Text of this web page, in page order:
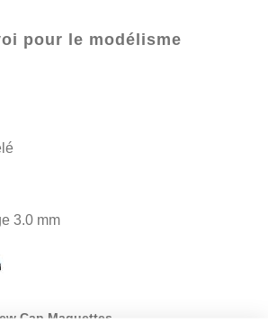
pour le modélisme
3.0 mm
Cap Maquettes